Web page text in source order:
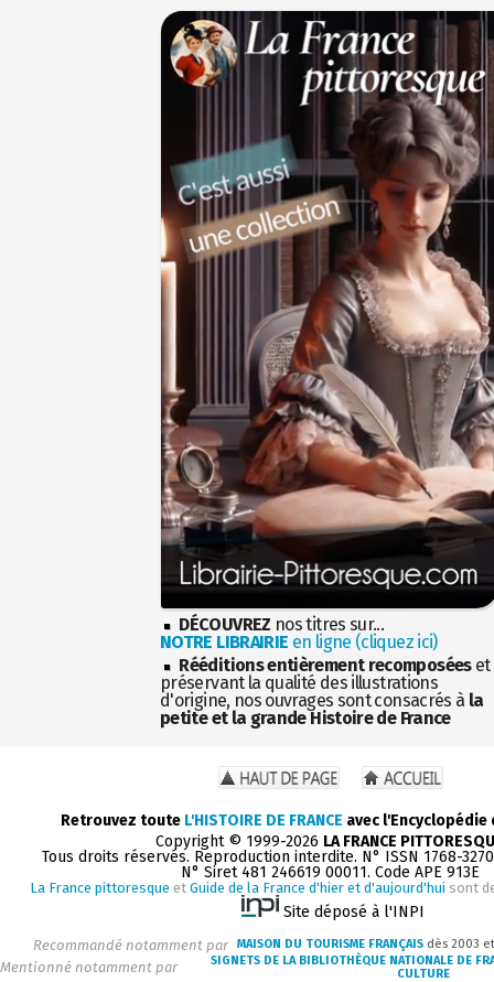
DÉCOUVREZ nos titres sur...
NOTRE LIBRAIRIE en ligne (cliquez ici)
Rééditions entièrement recomposéeset
préservant la qualité des illustrations
d'origine, nos ouvrages sont consacrés à la
petite et la grande Histoire de France
Retrouvez toute L'HISTOIRE DE FRANCE avec
Copyright © 1999-2026 LA FRANCE
Tous droits réservés. Reproduction interdite. N° ISSN 1768-
N° Siret 481 246619 00011. Code APE 913E
La France pittoresque et Guide de la France d'hier et d'aujourd'hui sont
Site déposé à l'INPI
Recommandé notamment par MAISON DU TOURISME FRANÇAIS dès 2003
Mentionné notamment par
SIGNETS DE LA BIBLIOTHÈQUE NATIONALE DE
CULTURE